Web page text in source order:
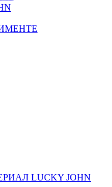
LUCKY JOHN